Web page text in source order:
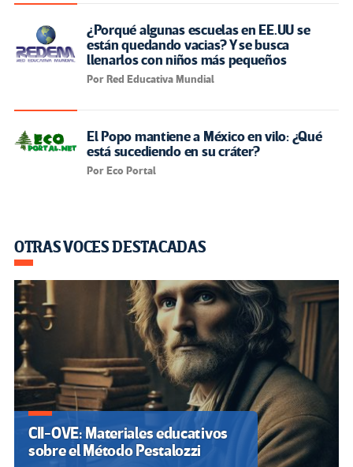
¿Porqué algunas escuelas en EE.UU se
están quedando vacias? Y se busca
llenarlos con niños más pequeños
Por Red Educativa Mundial
El Popo mantiene a México en vilo: ¿Qué
está sucediendo en su cráter?
Por Eco Portal
OTRAS VOCES DESTACADAS
CII-OVE: Materiales educativos
sobre el Método Pestalozzi